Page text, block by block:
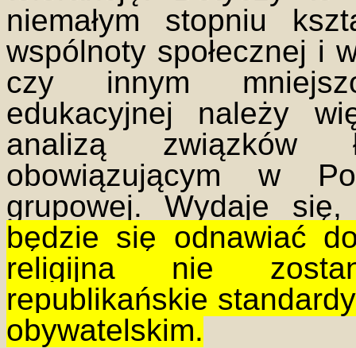
niemałym stopniu
wspólnoty społecznej i
czy innym
edukacyjnej należy
analizą związków
obowiązującym w
grupowej. Wydaje
będzie się odnawiać
religijna nie
republikańskie
obywatelskim.